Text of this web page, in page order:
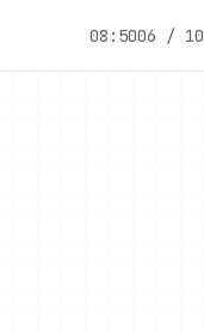
08:5006 / 10